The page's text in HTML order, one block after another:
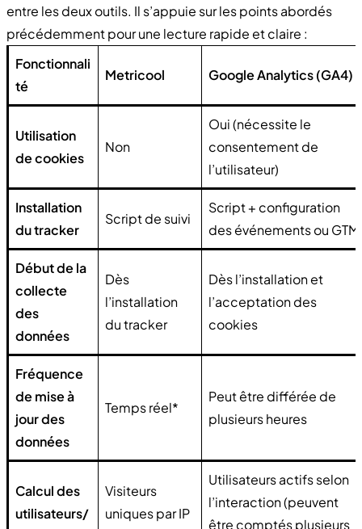
entre les deux outils. Il s’appuie sur les points abordés
précédemment pour une lecture rapide et claire :
Fonctionnali
té
Metricool Google Analytics (GA4)
Utilisation
de cookies
Non
Oui (nécessite le
consentement de
l’utilisateur)
Installation
du tracker
Script de suivi
Script + configuration
des événements ou GTM
Début de la
collecte
des
données
Dès
l’installation
du tracker
Dès l’installation et
l’acceptation des
cookies
Fréquence
de mise à
jour des
données
Temps réel*
Peut être différée de
plusieurs heures
Calcul des
utilisateurs/
Visiteurs
uniques par IP
Utilisateurs actifs selon
l’interaction (peuvent
être comptés plusieurs